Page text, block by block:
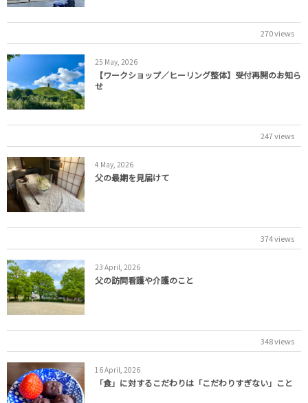
270 views
25 May, 2026
【ワークショップ／ヒーリング整体】受付再開のお知ら
せ
247 views
4 May, 2026
父の最期を見届けて
374 views
23 April, 2026
父の訪問看護や介護のこと
348 views
16April, 2026
「食」に対するこだわりは「こだわりすぎない」こと